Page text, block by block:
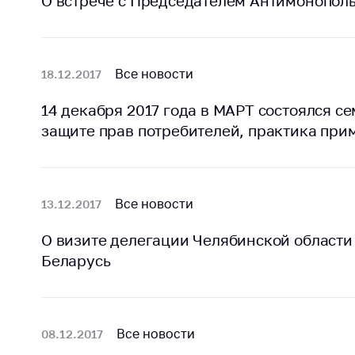
Беларусь
Защита
персональных
данных
18.12.2017 Все новости
14 декабря 2017 года в МАРТ состоялся
защите прав потребителей, практика
13.12.2017 Все новости
О визите делегации Челябинской
Беларусь
08.12.2017 Все новости